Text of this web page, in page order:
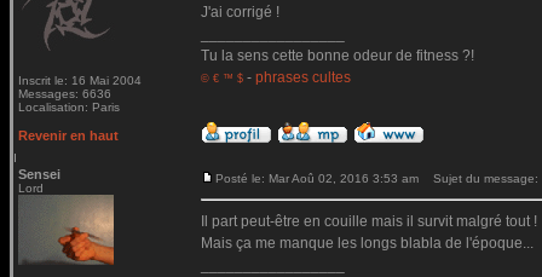
Inscrit le: 16 Mai 2004
Messages: 6636
Localisation: Paris
J'ai corrigé !
Tu la sens cette bonne odeur de fitness ?!
© € ™ $ - phrases cultes
Revenir en haut
Sensei
Lord
Posté le: Mar Aoû 02, 2016 3:53 am Sujet du message:
Il part peut-être en couille mais il survit malgré tout !
Mais ça me manque les longs blabla de l'époque...